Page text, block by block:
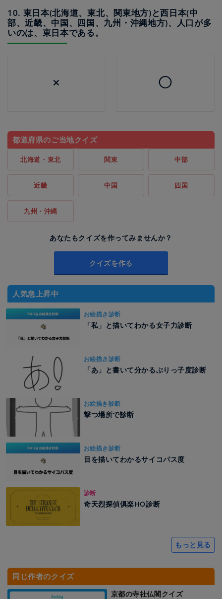
10. 東日本(北海道、東北、関東地方)と西日本(中
部、近畿、中国、四国、九州・沖縄地方)、人口が多
いのは、東日本である。
× ◯
都道府県のご当地クイズ
北海道・東北 関東 中部
近畿 中国 四国
九州・沖縄
あなたもクイズを作ってみませんか？
クイズを作る
人気急上昇中
お絵描き診断
「私」と描いてわかる女子力診断
お絵描き診断
「あ」と書いて分かるぶりっ子度診断
お絵描き診断
撃つ場所で診断
お絵描き診断
目を描いてわかるサイコパス度
診断
奇天烈探偵俱楽HO診断
もっと見る
同じ作者のクイズ
京都の寺社仏閣クイズ